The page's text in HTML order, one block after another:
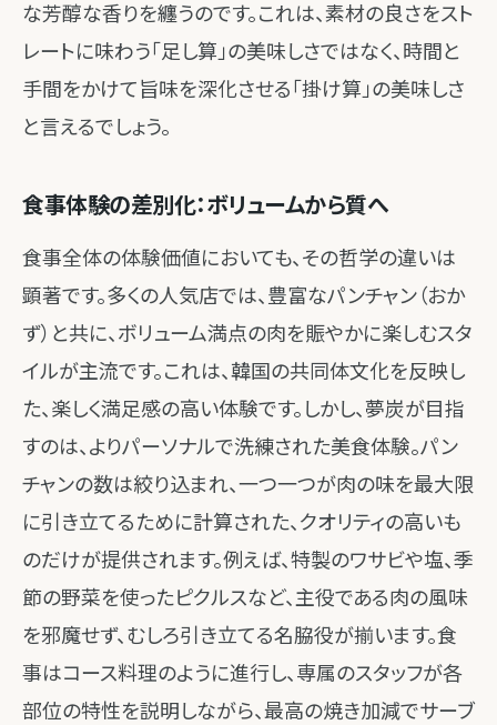
な芳醇な香りを纏うのです。これは、素材の良さをスト
レートに味わう「足し算」の美味しさではなく、時間と
手間をかけて旨味を深化させる「掛け算」の美味しさ
と言えるでしょう。
食事体験の差別化：ボリュームから質へ
食事全体の体験価値においても、その哲学の違いは
顕著です。多くの人気店では、豊富なパンチャン（おか
ず）と共に、ボリューム満点の肉を賑やかに楽しむスタ
イルが主流です。これは、韓国の共同体文化を反映し
た、楽しく満足感の高い体験です。しかし、夢炭が目指
すのは、よりパーソナルで洗練された美食体験。パン
チャンの数は絞り込まれ、一つ一つが肉の味を最大限
に引き立てるために計算された、クオリティの高いも
のだけが提供されます。例えば、特製のワサビや塩、季
節の野菜を使ったピクルスなど、主役である肉の風味
を邪魔せず、むしろ引き立てる名脇役が揃います。食
事はコース料理のように進行し、専属のスタッフが各
部位の特性を説明しながら、最高の焼き加減でサーブ